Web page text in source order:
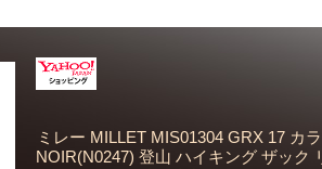
ミレー MILLET MIS01304 GRX 17 カ
NOIR(N0247) 登山 ハイキング ザック